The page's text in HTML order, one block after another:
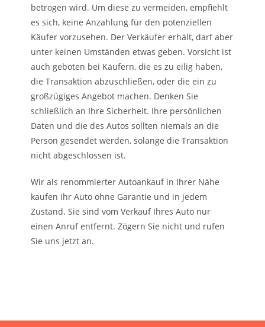
betrogen wird. Um diese zu vermeiden, empfiehlt
es sich, keine Anzahlung für den potenziellen
Käufer vorzusehen. Der Verkäufer erhält, darf aber
unter keinen Umständen etwas geben. Vorsicht ist
auch geboten bei Käufern, die es zu eilig haben,
die Transaktion abzuschließen, oder die ein zu
großzügiges Angebot machen. Denken Sie
schließlich an Ihre Sicherheit. Ihre persönlichen
Daten und die des Autos sollten niemals an die
Person gesendet werden, solange die Transaktion
nicht abgeschlossen ist.
Wir als renommierter Autoankauf in Ihrer Nähe
kaufen Ihr Auto ohne Garantie und in jedem
Zustand. Sie sind vom Verkauf Ihres Auto nur
einen Anruf entfernt. Zögern Sie nicht und rufen
Sie uns jetzt an.